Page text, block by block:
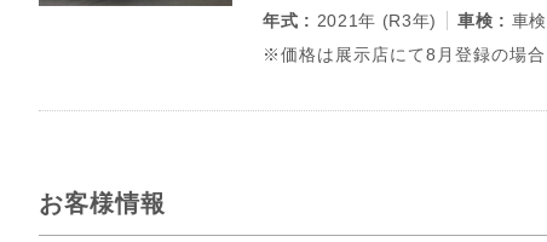
年式 : 2021年 (R3年) 車検 : 車
※価格は展示店にて8月登録の場
お客様情報